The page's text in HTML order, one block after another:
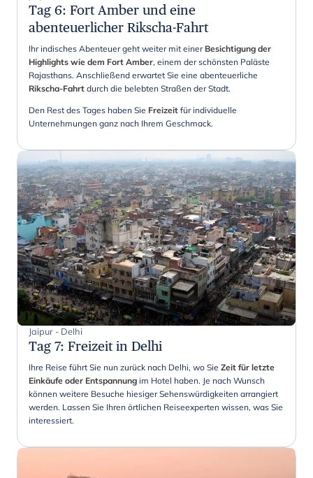
Tag 6: Fort Amber und eine
abenteuerlicher Rikscha-Fahrt
Ihr indisches Abenteuer geht weiter mit einer Besichtigung der
Highlights wie dem Fort Amber, einem der schönsten Paläste
Rajasthans. Anschließend erwartet Sie eine abenteuerliche
Rikscha-Fahrt durch die belebten Straßen der Stadt.
Den Rest des Tages haben Sie Freizeit für individuelle
Unternehmungen ganz nach Ihrem Geschmack.
Jaipur - Delhi
Tag 7: Freizeit in Delhi
Ihre Reise führt Sie nun zurück nach Delhi, wo Sie Zeit für letzte
Einkäufe oder Entspannung im Hotel haben. Je nach Wunsch
können weitere Besuche hiesiger Sehenswürdigkeiten arrangiert
werden. Lassen Sie Ihren örtlichen Reiseexperten wissen, was Sie
interessiert.